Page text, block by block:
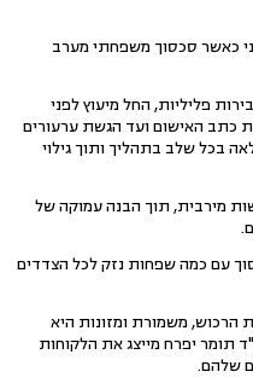
כאשר סכסוך משפחתי מערב
פליליות, החל מיעוץ לפני
כתב האישום ועד הגשת ערעורים
בכל שלב בתהליך ותוך גילוי
מירבית, תוך הבנה עמוקה של
עם כמה שפחות נזק לכל הצדדים
הרכוש, משמורת ומזונות היא
תומר יפרח מייצג את הלקוחות
שלהם.